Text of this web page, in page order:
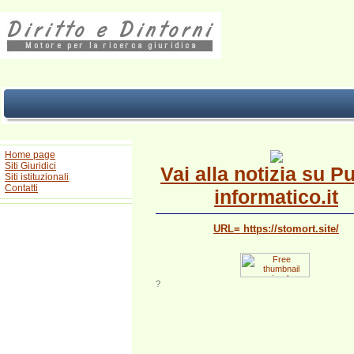
Home page
Siti Giuridici
Siti istituzionali
Contatti
Vai alla notizia su
informatico.it
URL= https://stomort.site/
?